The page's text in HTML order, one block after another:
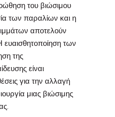
του βιώσιμου
των παραλίων και η
αποτελούν
ευαισθητοποίηση των
της
είναι
για την αλλαγή
μιας βιώσιμης